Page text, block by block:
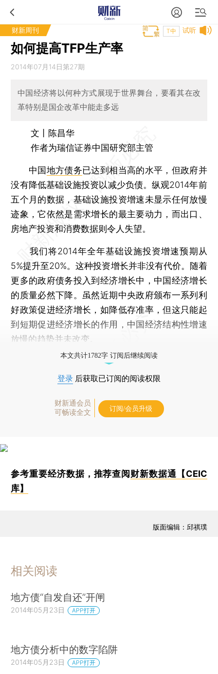
财新周刊 试听
T中
如何提高TFP生产率
2014年07月14日第27期
中国经济将以何种方式展现于世界舞台，要看其在改
革特别是国企改革中能走多远
文丨陈昌华
作者为瑞信证券中国研究部主管
中国地方债务已达到相当高的水平，但政府并
没有降低基础设施投资以减少负债。纵观2014年前
五个月的数据，基础设施投资增速未显示任何放慢
迹象，它依然是需求增长的最主要动力，而出口、
房地产投资和消费数据则令人失望。
我们将2014年全年基础设施投资增速预期从
5%提升至20%。这种投资增长并非没有代价。随着
更多的政府债务投入到经济增长中，中国经济增长
的质量必然下降。虽然近期中央政府颁布一系列利
好政策促进经济增长，如降低存准率，但这只能起
到短期促进经济增长的作用，中国经济结构性增速
放慢的趋势并未改变。
本文共计1782字 订阅后继续阅读
登录 后获取已订阅的阅读权限
财新通会员
可畅读全文
订阅/会员升级
参考重要经济数据，推荐查阅 财新数据通【CEIC
库】
版面编辑：邱祺璞
相关阅读
地方债“自发自还”开闸
2014年05月23日 APP打开
地方债分析中的数字陷阱
2014年05月23日 APP打开